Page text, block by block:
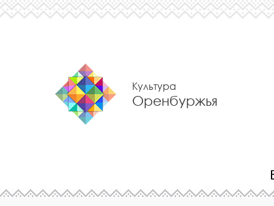
Культура
Оренбуржья